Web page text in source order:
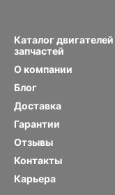
Каталог двигателей
запчастей
О компании
Блог
Доставка
Гарантии
Отзывы
Контакты
Карьера